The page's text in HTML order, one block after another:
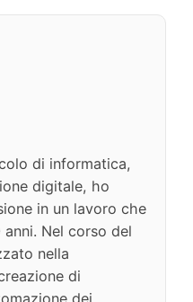
di informatica,
digitale, ho
in un lavoro che
Nel corso del
nella
di
dei